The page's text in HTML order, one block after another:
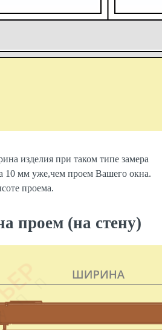
изделия при таком типе замера
10 мм уже,чем проем Вашего окна.
проема.
проем (на стену)